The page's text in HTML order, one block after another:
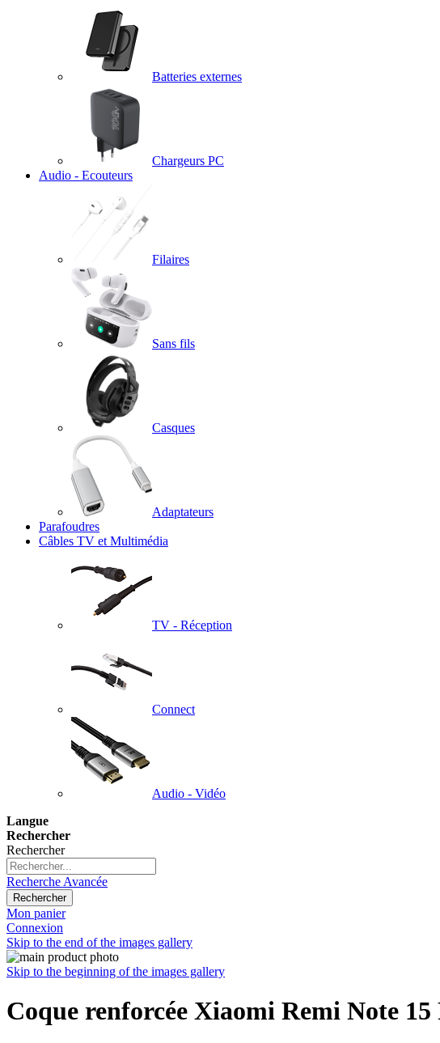
Batteries externes
Chargeurs PC
Audio - Ecouteurs
Filaires
Sans fils
Casques
Adaptateurs
Parafoudres
Câbles TV et Multimédia
TV - Réception
Connect
Audio - Vidéo
Langue
Rechercher
Rechercher
Recherche Avancée
Rechercher
Mon panier
Connexion
Skip to the end of the images gallery
Skip to the beginning of the images gallery
Coque renforcée Xiaomi Remi Note